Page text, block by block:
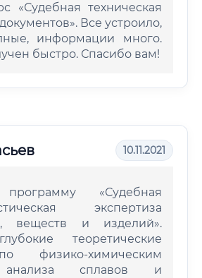
«Судебная техническая
Все устроило,
информации много.
быстро. Спасибо вам!
10.11.2021
«Судебная
экспертиза
веществ и изделий».
теоретические
физико-химическим
сплавов и